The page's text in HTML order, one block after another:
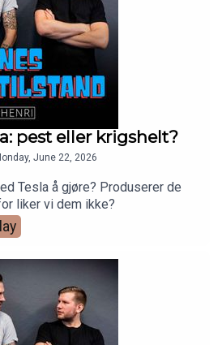
pest eller krigshelt?
June 22, 2026
Tesla å gjøre? Produserer de
liker vi dem ikke?